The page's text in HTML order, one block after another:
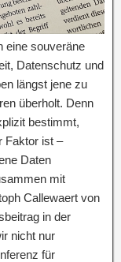
eine souveräne
Datenschutz und
längst jene zu
überholt. Denn
bestimmt,
Faktor ist –
Daten
mit
Callewaert von
in der
nicht nur
für